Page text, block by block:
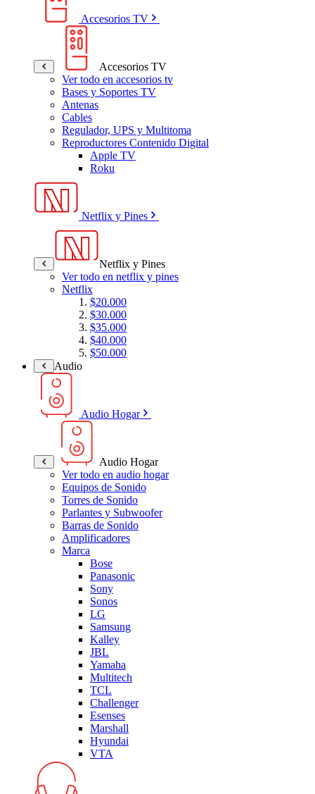
Accesorios TV
Accesorios TV
Ver todo en accesorios tv
Bases y Soportes TV
Antenas
Cables
Regulador, UPS y Multitoma
Reproductores Contenido Digital
Apple TV
Roku
Netflix y Pines
Netflix y Pines
Ver todo en netflix y pines
Netflix
$20.000
$30.000
$35.000
$40.000
$50.000
Audio
Audio Hogar
Audio Hogar
Ver todo en audio hogar
Equipos de Sonido
Torres de Sonido
Parlantes y Subwoofer
Barras de Sonido
Amplificadores
Marca
Bose
Panasonic
Sony
Sonos
LG
Samsung
Kalley
JBL
Yamaha
Multitech
TCL
Challenger
Esenses
Marshall
Hyundai
VTA